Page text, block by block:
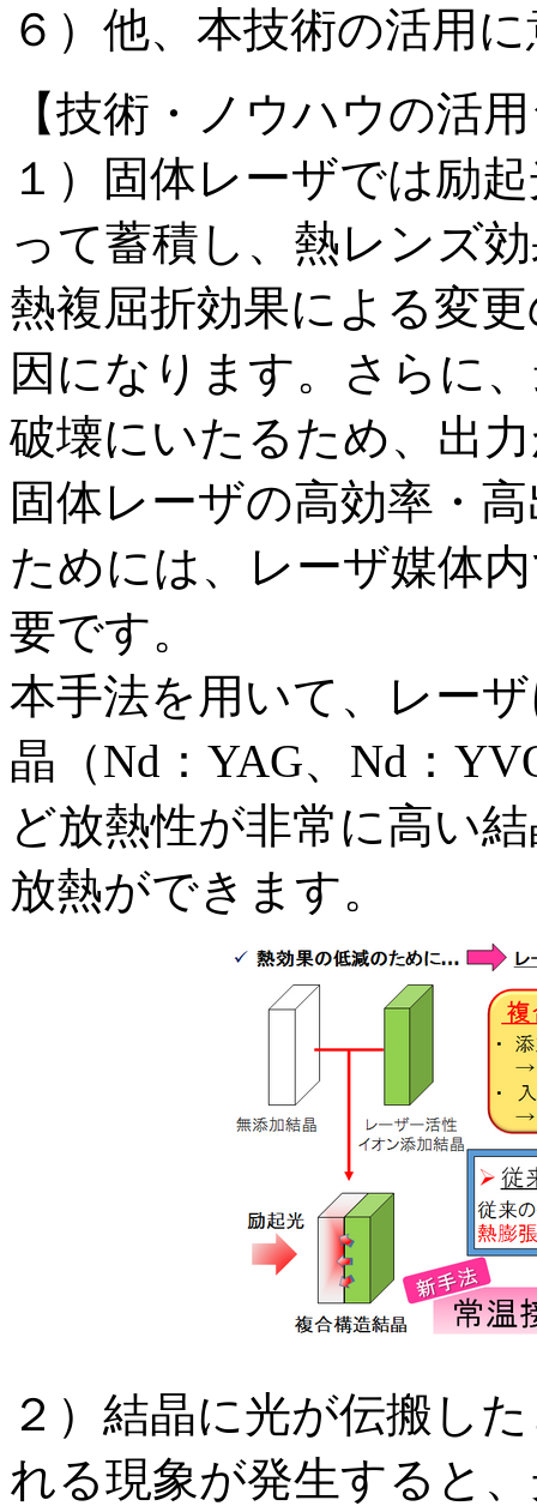
６）他、本技術の活用
【技術・ノウハウの活
１）固体レーザでは励
って蓄積し、熱レンズ
熱複屈折効果による変
因になります。さらに
破壊にいたるため、出
固体レーザの高効率・
ためには、レーザ媒体
要です。
本手法を用いて、レー
晶（Nd：YAG、Nd：
ど放熱性が非常に高い
放熱ができます。
２）結晶に光が伝搬し
れる現象が発生すると